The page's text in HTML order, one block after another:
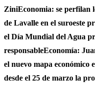
ZiniEconomia: se perfilan
de Lavalle en el suroeste
el Día Mundial del Agua
responsableEconomía:
el nuevo mapa
desde el 25 de marzo la